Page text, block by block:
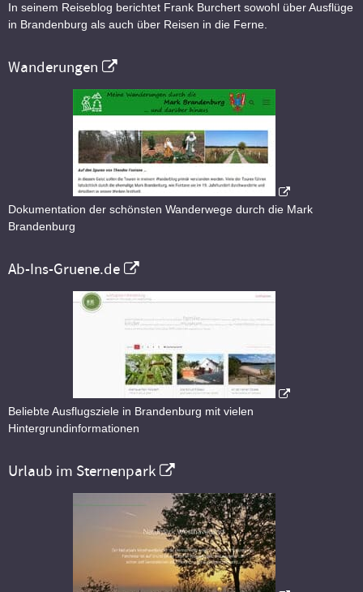
In seinem Reiseblog berichtet Frank Burchert sowohl über Ausflüge
in Brandenburg als auch über Reisen in die Ferne.
Wanderungen
Dokumentation der schönsten Wanderwege durch die Mark
Brandenburg
Ab-Ins-Gruene.de
Beliebte Ausflugsziele in Brandenburg mit vielen
Hintergrundinformationen
Urlaub im Sternenpark